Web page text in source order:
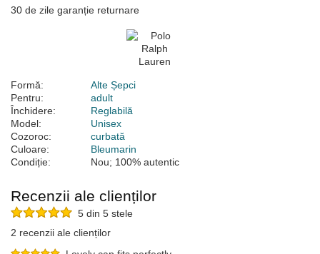
30 de zile garanție returnare
Formă:
Alte Șepci
Pentru:
adult
Închidere:
Reglabilă
Model:
Unisex
Cozoroc:
curbată
Culoare:
Bleumarin
Condiție:
Nou; 100% autentic
Recenzii ale clienților
5 din 5 stele
2 recenzii ale clienților